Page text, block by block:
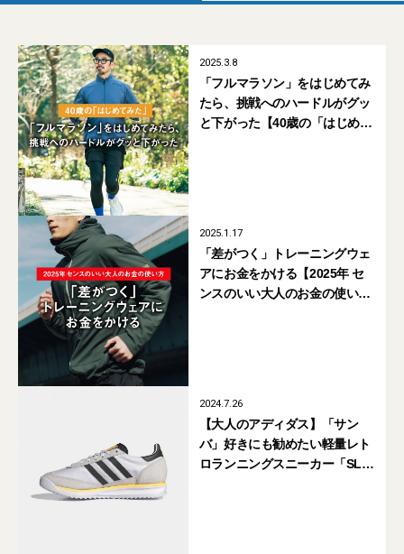
2025.3.8
「フルマラソン」をはじめてみ
たら、挑戦へのハードルがグッ
と下がった【40歳の「はじめて
2025.1.17
「差がつく」トレーニングウェ
アにお金をかける【2025年 セ
ンスのいい大人のお金の使い
2024.7.26
【大人のアディダス】「サン
バ」好きにも勧めたい軽量レト
ロランニングスニーカー「SL